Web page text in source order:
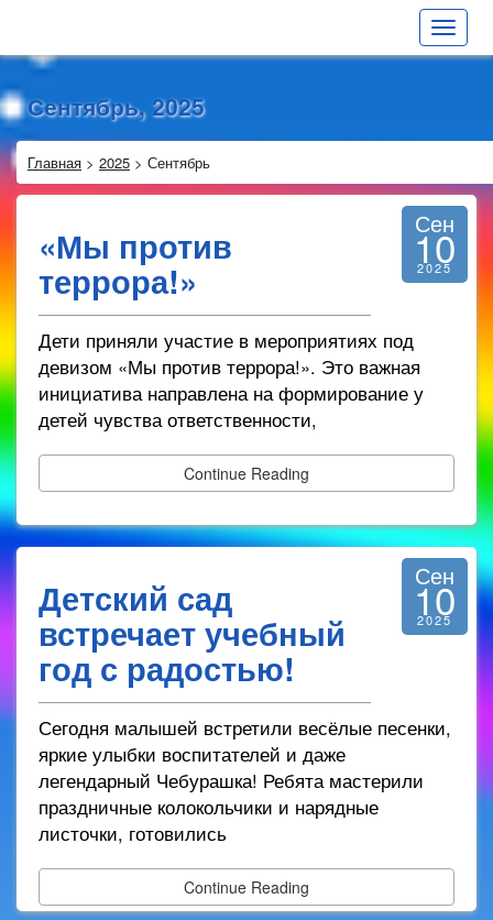
Toggle
Сентябрь, 2025
Главная > 2025 > Сентябрь
«Мы против
террора!»
Сен
10
2025
Дети приняли участие в мероприятиях под
девизом «Мы против террора!». Это важная
инициатива направлена на формирование у
детей чувства ответственности,
Continue Reading
Детский сад
встречает учебный
год с радостью!
Сен
10
2025
Сегодня малышей встретили весёлые песенки,
яркие улыбки воспитателей и даже
легендарный Чебурашка! Ребята мастерили
праздничные колокольчики и нарядные
листочки, готовились
Continue Reading